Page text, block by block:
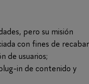
pero su misión
con fines de recabar
de usuarios;
in de contenido y